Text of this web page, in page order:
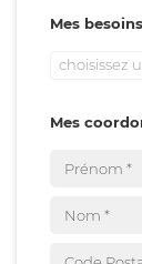
Mes
choisissez
Mes